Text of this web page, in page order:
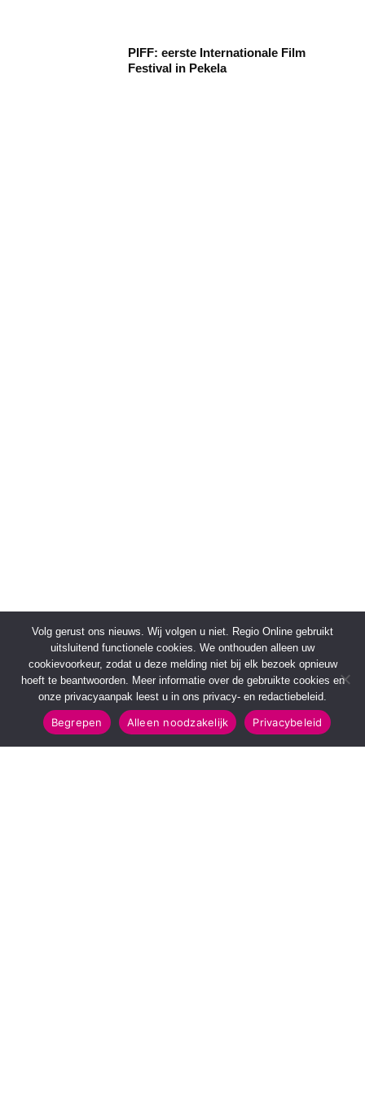
PIFF: eerste Internationale Film
Festival in Pekela
Volg gerust ons nieuws. Wij volgen u niet. Regio Online gebruikt
uitsluitend functionele cookies. We onthouden alleen uw
cookievoorkeur, zodat u deze melding niet bij elk bezoek opnieuw
hoeft te beantwoorden. Meer informatie over de gebruikte cookies en
onze privacyaanpak leest u in ons privacy- en redactiebeleid.
Begrepen Alleen noodzakelijk Privacybeleid